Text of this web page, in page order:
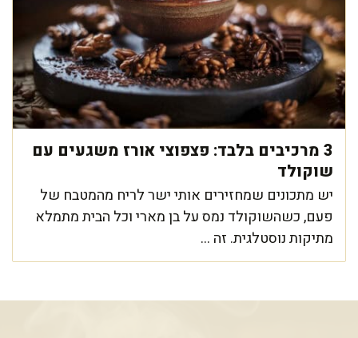
3 מרכיבים בלבד: פצפוצי אורז משגעים עם
שוקולד
יש מתכונים שמחזירים אותי ישר לריח מהמטבח של
פעם, כשהשוקולד נמס על בן מארי וכל הבית מתמלא
מתיקות נוסטלגית. זה ...